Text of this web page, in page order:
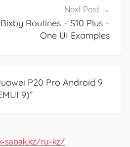
Next Post
Routines – S10 Plus –
One UI Examples
P20 Pro Android 9
9)”
sabak.kz/ru-kz/